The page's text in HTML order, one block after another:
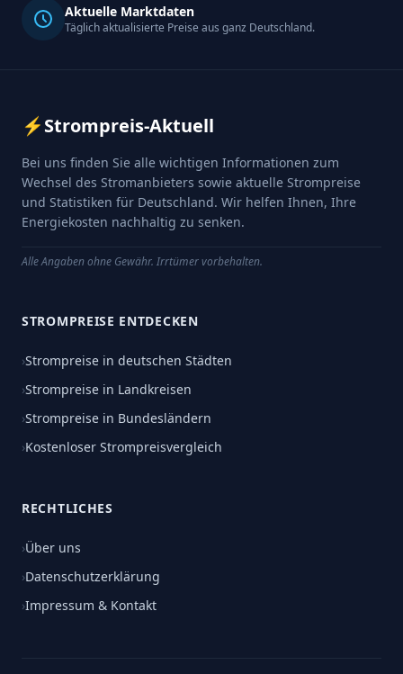
Aktuelle Marktdaten
Täglich aktualisierte Preise aus ganz Deutschland.
⚡Strompreis-Aktuell
Bei uns finden Sie alle wichtigen Informationen zum
Wechsel des Stromanbieters sowie aktuelle Strompreise
und Statistiken für Deutschland. Wir helfen Ihnen, Ihre
Energiekosten nachhaltig zu senken.
Alle Angaben ohne Gewähr. Irrtümer vorbehalten.
STROMPREISE ENTDECKEN
›Strompreise in deutschen Städten
›Strompreise in Landkreisen
›Strompreise in Bundesländern
›Kostenloser Strompreisvergleich
RECHTLICHES
›Über uns
›Datenschutzerklärung
›Impressum & Kontakt